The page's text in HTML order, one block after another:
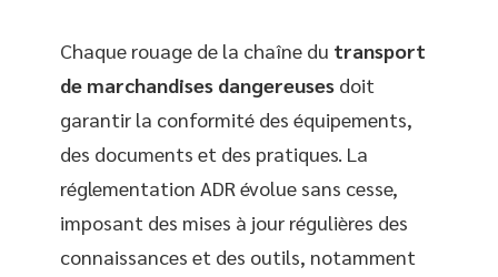
Chaque rouage de la chaîne du transport
de marchandises dangereuses doit
garantir la conformité des équipements,
des documents et des pratiques. La
réglementation ADR évolue sans cesse,
imposant des mises à jour régulières des
connaissances et des outils, notamment